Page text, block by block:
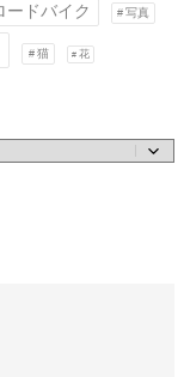
ードバイク 写真
猫 花